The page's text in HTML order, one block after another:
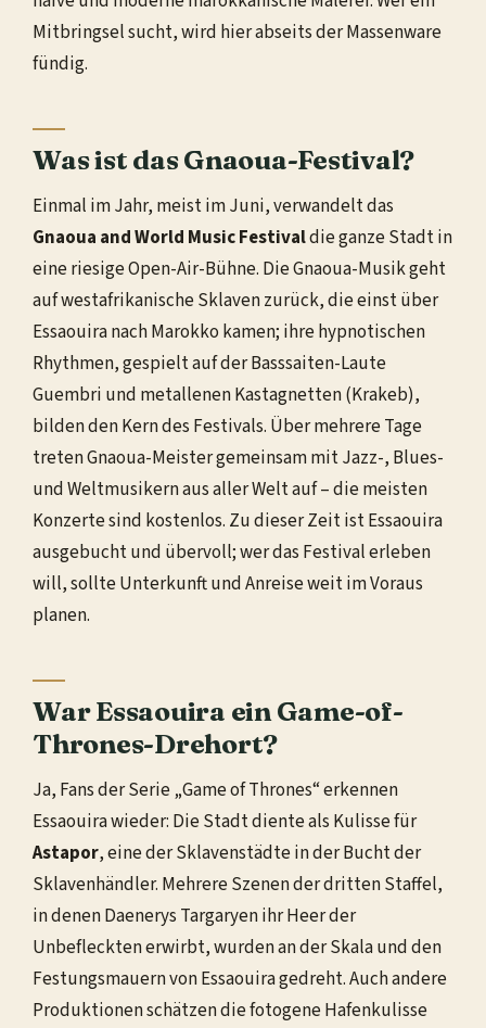
Mitbringsel sucht, wird hier abseits der Massenware
fündig.
Was ist das Gnaoua-Festival?
Einmal im Jahr, meist im Juni, verwandelt das
Gnaoua and World Music Festivaldie ganze Stadt in
eine riesige Open-Air-Bühne. Die Gnaoua-Musik geht
auf westafrikanische Sklaven zurück, die einst über
Essaouira nach Marokko kamen; ihre hypnotischen
Rhythmen, gespielt auf der Basssaiten-Laute
Guembri und metallenen Kastagnetten (Krakeb),
bilden den Kern des Festivals. Über mehrere Tage
treten Gnaoua-Meister gemeinsam mit Jazz-, Blues-
und Weltmusikern aus aller Welt auf – die meisten
Konzerte sind kostenlos. Zu dieser Zeit ist Essaouira
ausgebucht und übervoll; wer das Festival erleben
will, sollte Unterkunft und Anreise weit im Voraus
planen.
War Essaouira ein Game-of-
Thrones-Drehort?
Ja, Fans der Serie „Game of Thrones“ erkennen
Essaouira wieder: Die Stadt diente als Kulisse für
Astapor, eine der Sklavenstädte in der Bucht der
Sklavenhändler. Mehrere Szenen der dritten Staffel,
in denen Daenerys Targaryen ihr Heer der
Unbefleckten erwirbt, wurden an der Skala und den
Festungsmauern von Essaouira gedreht. Auch andere
Produktionen schätzen die fotogene Hafenkulisse